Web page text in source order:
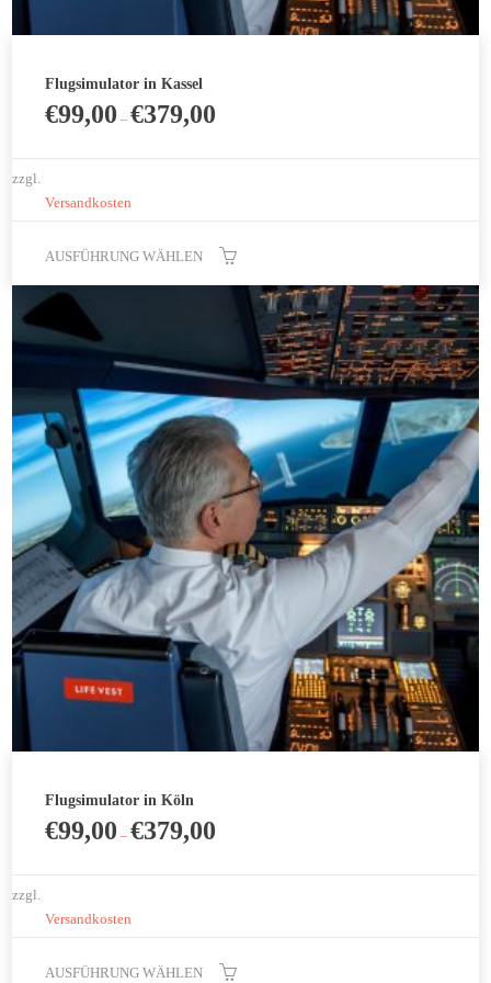
Flugsimulator in Kassel
€99,00 –€379,00
zzgl.
Versandkosten
AUSFÜHRUNG WÄHLEN
Dieses
Produkt
weist
Varianten
auf.
Die
Optionen
können
der
Produktseite
gewählt
werden
Flugsimulator in Köln
€99,00 –€379,00
zzgl.
Versandkosten
AUSFÜHRUNG WÄHLEN